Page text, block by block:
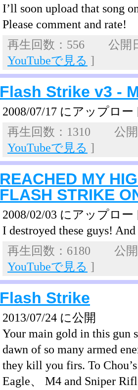
I’ll soon upload that song
Please comment and rate!
再生回数：556 公開
YouTubeで見る ]
Flash Strike v3 -
2008/07/17 にアップロー
再生回数：1310 公
YouTubeで見る ]
REACHED MY
FLASH STRIKE
2008/02/03 にアップロー
I destroyed these guys!
再生回数：6180 公
YouTubeで見る ]
Flash Strike
2013/07/24 に公開
Your main gold in this gun
dawn of so many armed
they kill you firs. To
Eagle、 M4 and Sniper